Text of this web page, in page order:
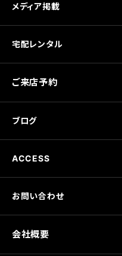
メディア掲載
宅配レンタル
ご来店予約
ブログ
ACCESS
お問い合わせ
会社概要